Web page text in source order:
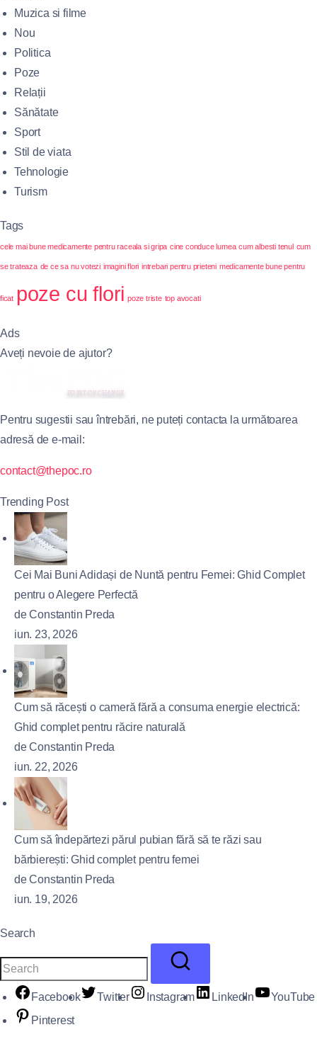
Muzica si filme
Nou
Politica
Poze
Relații
Sănătate
Sport
Stil de viata
Tehnologie
Turism
Tags
cele mai bune medicamente pentru raceala si gripa cine conduce lumea cum albesti tenul cum
se trateaza de ce sa nu votezi imagini flori intrebari pentru prieteni medicamente bune pentru
ficat poze cu flori poze triste top avocati
Ads
Aveți nevoie de ajutor?
Pentru sugestii sau întrebări, ne puteți contacta la următoarea
adresă de e-mail:
contact@thepoc.ro
Trending Post
Cei Mai Buni Adidași de Nuntă pentru Femei: Ghid Complet
pentru o Alegere Perfectă
de Constantin Preda
iun. 23, 2026
Cum să răcești o cameră fără a consuma energie electrică:
Ghid complet pentru răcire naturală
de Constantin Preda
iun. 22, 2026
Cum să îndepărtezi părul pubian fără să te răzi sau
bărbierești: Ghid complet pentru femei
de Constantin Preda
iun. 19, 2026
Search
Facebook Twitter Instagram LinkedIn
YouTube
Pinterest